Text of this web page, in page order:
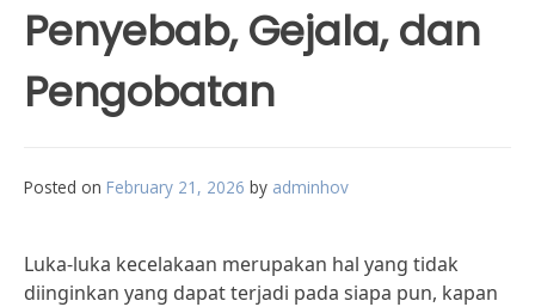
Penyebab, Gejala, dan
Pengobatan
Posted on February 21, 2026 by adminhov
Luka-luka kecelakaan merupakan hal yang tidak
diinginkan yang dapat terjadi pada siapa pun, kapan